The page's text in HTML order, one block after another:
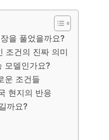
을 풀었을까요?
조건의 진짜 의미
모델인가요?
운 조건들
현지의 반응
까요?